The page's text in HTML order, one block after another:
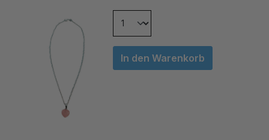
In den Warenkorb